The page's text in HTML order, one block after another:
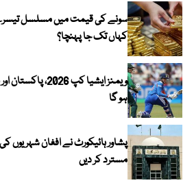
سونے کی قیمت میں مسلسل تیسرے
کہاں تک جا پہنچا؟
ویمنز ایشیا کپ
ہو گا
پشاور ہائیکورٹ نے افغان شہریوں
مسترد کر دیں